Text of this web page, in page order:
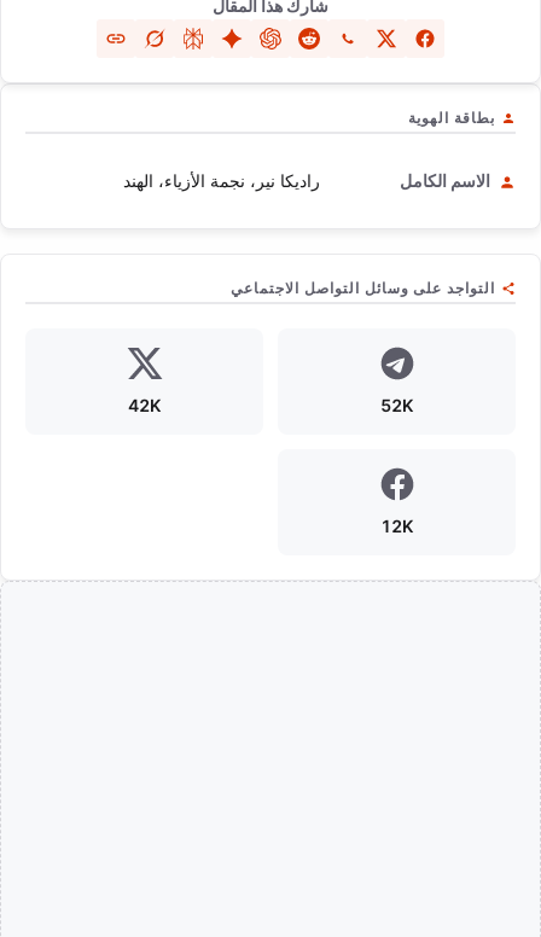
شارك هذا المقال
بطاقة الهوية
الاسم الكامل راديكا نير، نجمة الأزياء، الهند
التواجد على وسائل التواصل الاجتماعي
52K
42K
12K